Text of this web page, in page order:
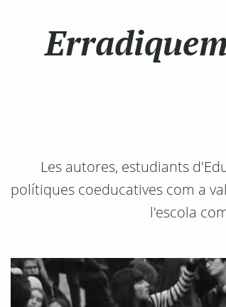
Les autores, estudiants
polítiques coeducatives com a
l'escola